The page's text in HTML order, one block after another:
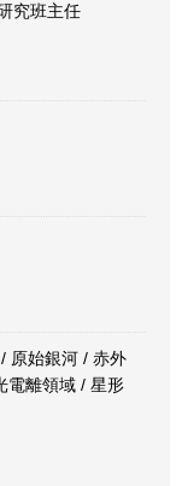
究班主任
原始銀河 / 赤外
電離領域 / 星形